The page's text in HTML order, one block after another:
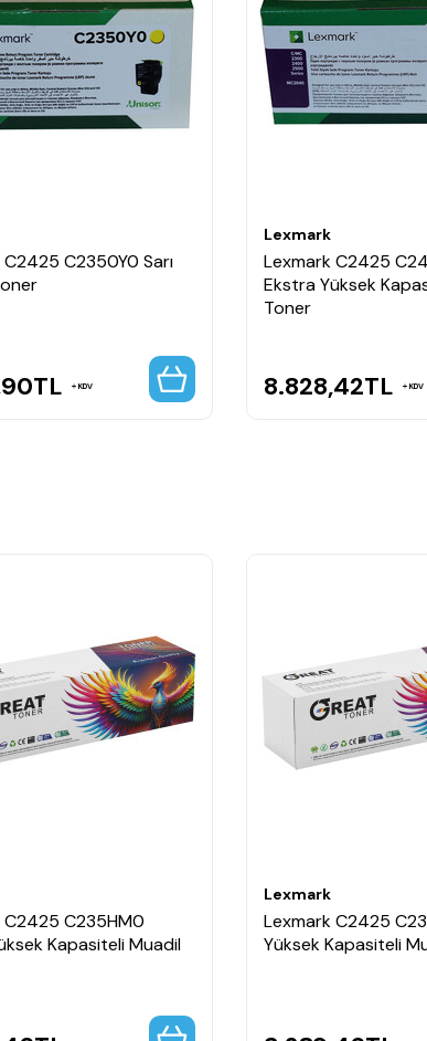
C2350Y0 Sarı
TL KDV
Lexmark
Lexmark C2425
Ekstra Yüksek
Toner
8.828,42TL KDV
C2425 C235HM0
Kapasiteli Muadil
Lexmark
Lexmark C2425
Yüksek Kapasiteli